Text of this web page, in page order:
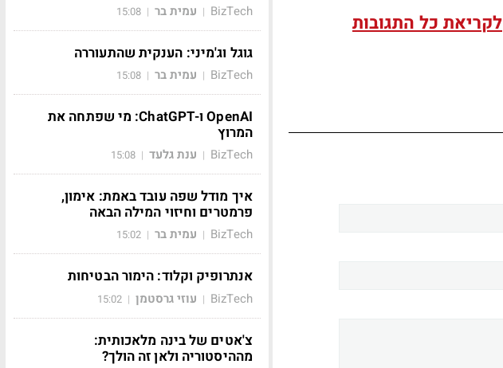
לקריאת כל התגובות BizTech
| עמית בר |
15:08
גוגל וג'מיני: הענקית שהתעוררה
BizTech
| עמית בר |
15:08
OpenAI ו-ChatGPT: מי שפתחה את
המרוץ
BizTech
| ענת גלעד |
15:08
איך מודל שפה עובד באמת: אימון,
פרמטרים וחיזוי המילה הבאה
BizTech
| עמית בר |
15:02
אנתרופיק וקלוד: הימור הבטיחות
BizTech
| עוזי גרסטמן |
15:02
צ'אטים של בינה מלאכותית:
מההיסטוריה ולאן זה הולך?